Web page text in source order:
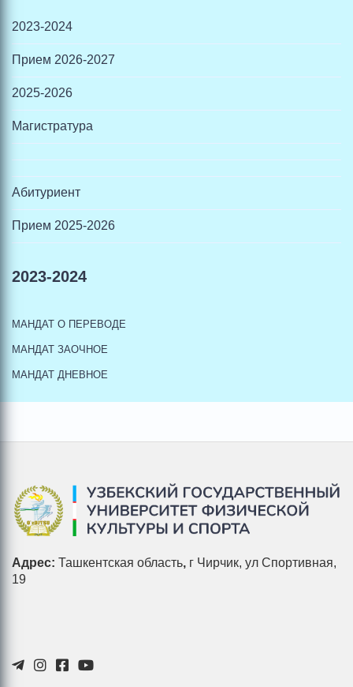
2023-2024
Прием 2026-2027
2025-2026
Магистратура
Абитуриент
Прием 2025-2026
2023-2024
МАНДАТ О ПЕРЕВОДЕ
МАНДАТ ЗАОЧНОЕ
МАНДАТ ДНЕВНОЕ
Адрес: Ташкентская область, г Чирчик, ул Спортивная,
19